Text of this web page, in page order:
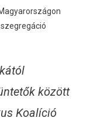
között
Koalíció